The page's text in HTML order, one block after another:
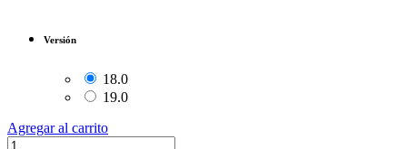
Versión
18.0
19.0
Agregar al carrito